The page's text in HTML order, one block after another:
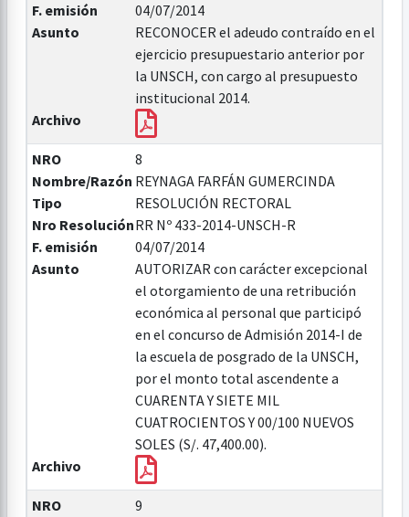
F. emisión
04/07/2014
Asunto
RECONOCER el adeudo contraído en el
ejercicio presupuestario anterior por
la UNSCH, con cargo al presupuesto
institucional 2014.
Archivo
NRO
8
Nombre/Razón REYNAGA FARFÁN GUMERCINDA
Tipo
RESOLUCIÓN RECTORAL
Nro ResoluciónRR Nº 433-2014-UNSCH-R
F. emisión
04/07/2014
Asunto
AUTORIZAR con carácter excepcional
el otorgamiento de una retribución
económica al personal que participó
en el concurso de Admisión 2014-I de
la escuela de posgrado de la UNSCH,
por el monto total ascendente a
CUARENTA Y SIETE MIL
CUATROCIENTOS Y 00/100 NUEVOS
SOLES (S/. 47,400.00).
Archivo
NRO
9